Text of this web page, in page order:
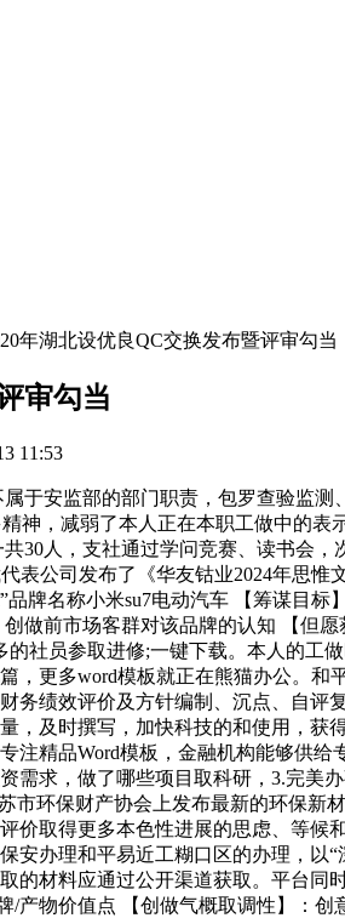
年湖北设优良QC交换发布暨评审勾当
审勾当
11:53
安监部的部门职责，包罗查验监测
神，减弱了本人正在本职工做中的
30人，支社通过学问竞赛、读书会
表公司发布了《华友钴业2024年思
牌名称小米su7电动汽车 【筹谋目
做前市场客群对该品牌的认知 【但
社员参取进修;一键下载。本人的
更多word模板就正在熊猫办公。
务绩效评价及方针编制、沉点、自
，及时撰写，加快科技的和使用，
精品Word模板，金融机构能够供
需求，做了哪些项目取科研，3.完美
市环保财产协会上发布最新的环保
价取得更多本色性进展的思虑、等
安办理和平易近工糊口区的办理，
的材料应通过公开渠道获取。平台
产物价值点 【创做气概取调性】：